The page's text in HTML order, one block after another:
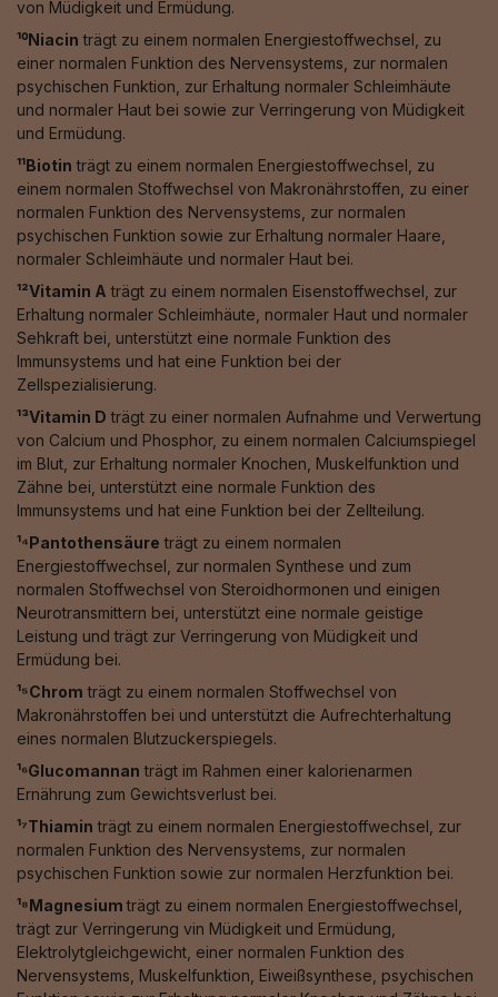
von Müdigkeit und Ermüdung.
¹⁰Niacin trägt zu einem normalen Energiestoffwechsel, zu
einer normalen Funktion des Nervensystems, zur normalen
psychischen Funktion, zur Erhaltung normaler Schleimhäute
und normaler Haut bei sowie zur Verringerung von Müdigkeit
und Ermüdung.
¹¹Biotin trägt zu einem normalen Energiestoffwechsel, zu
einem normalen Stoffwechsel von Makronährstoffen, zu einer
normalen Funktion des Nervensystems, zur normalen
psychischen Funktion sowie zur Erhaltung normaler Haare,
normaler Schleimhäute und normaler Haut bei.
¹²Vitamin A trägt zu einem normalen Eisenstoffwechsel, zur
Erhaltung normaler Schleimhäute, normaler Haut und normaler
Sehkraft bei, unterstützt eine normale Funktion des
Immunsystems und hat eine Funktion bei der
Zellspezialisierung.
¹³Vitamin D trägt zu einer normalen Aufnahme und Verwertung
von Calcium und Phosphor, zu einem normalen Calciumspiegel
im Blut, zur Erhaltung normaler Knochen, Muskelfunktion und
Zähne bei, unterstützt eine normale Funktion des
Immunsystems und hat eine Funktion bei der Zellteilung.
¹⁴Pantothensäure trägt zu einem normalen
Energiestoffwechsel, zur normalen Synthese und zum
normalen Stoffwechsel von Steroidhormonen und einigen
Neurotransmittern bei, unterstützt eine normale geistige
Leistung und trägt zur Verringerung von Müdigkeit und
Ermüdung bei.
¹⁵Chrom trägt zu einem normalen Stoffwechsel von
Makronährstoffen bei und unterstützt die Aufrechterhaltung
eines normalen Blutzuckerspiegels.
¹⁶Glucomannan trägt im Rahmen einer kalorienarmen
Ernährung zum Gewichtsverlust bei.
¹⁷Thiamin trägt zu einem normalen Energiestoffwechsel, zur
normalen Funktion des Nervensystems, zur normalen
psychischen Funktion sowie zur normalen Herzfunktion bei.
¹⁸Magnesiumträgt zu einem normalen Energiestoffwechsel,
trägt zur Verringerung vin Müdigkeit und Ermüdung,
Elektrolytgleichgewicht, einer normalen Funktion des
Nervensystems, Muskelfunktion, Eiweißsynthese, psychischen